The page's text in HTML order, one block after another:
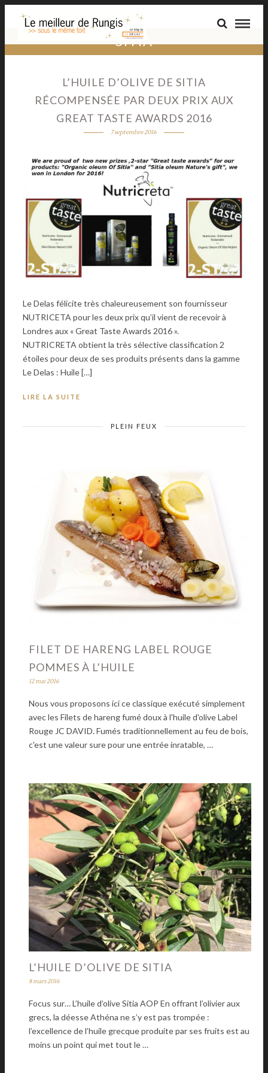
SITIA
L’HUILE D’OLIVE DE SITIA
RÉCOMPENSÉE PAR DEUX PRIX AUX
GREAT TASTE AWARDS 2016
7 septembre 2016
Le Delas félicite très chaleureusement son fournisseur
NUTRICETA pour les deux prix qu’il vient de recevoir à
Londres aux « Great Taste Awards 2016 ».
NUTRICRETA obtient la très sélective classification 2
étoiles pour deux de ses produits présents dans la gamme
Le Delas : Huile […]
LIRE LA SUITE
PLEIN FEUX
FILET DE HARENG LABEL ROUGE
POMMES À L’HUILE
12 mai 2016
Nous vous proposons ici ce classique exécuté simplement
avec les Filets de hareng fumé doux à l'huile d'olive Label
Rouge JC DAVID. Fumés traditionnellement au feu de bois,
c'est une valeur sure pour une entrée inratable, …
L’HUILE D’OLIVE DE SITIA
8 mars 2016
Focus sur… L’huile d’olive Sitia AOP En offrant l’olivier aux
grecs, la déesse Athéna ne s’y est pas trompée :
l’excellence de l’huile grecque produite par ses fruits est au
moins un point qui met tout le …